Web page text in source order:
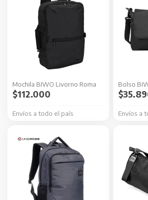
Mochila BIWO Livorno Roma
Envíos a todo el país
$112.000
Bolso
Envíos a
$